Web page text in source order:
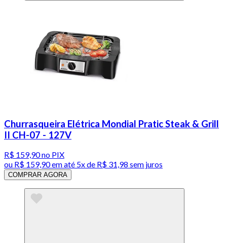
Churrasqueira Elétrica Mondial Pratic Steak & Grill
II CH-07 - 127V
R$ 159,90no PIX
ou R$ 159,90em até 5x de R$ 31,98 sem juros
COMPRAR AGORA